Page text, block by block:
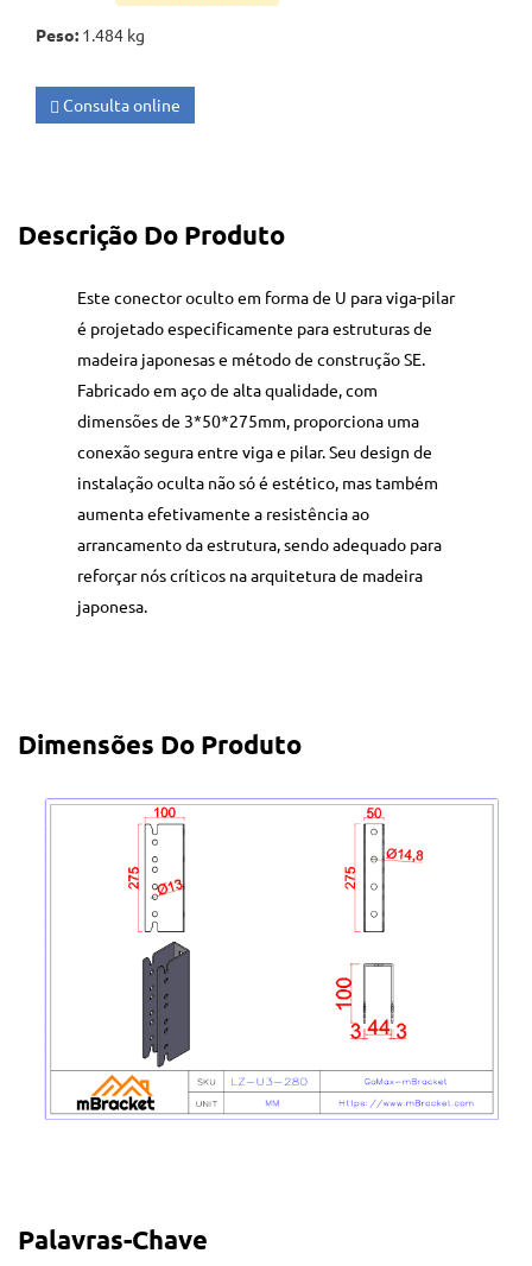
Peso: 1.484 kg
Consulta online
Descrição Do Produto
Este conector oculto em forma de U para viga-pilar
é projetado especificamente para estruturas de
madeira japonesas e método de construção SE.
Fabricado em aço de alta qualidade, com
dimensões de 3*50*275mm, proporciona uma
conexão segura entre viga e pilar. Seu design de
instalação oculta não só é estético, mas também
aumenta efetivamente a resistência ao
arrancamento da estrutura, sendo adequado para
reforçar nós críticos na arquitetura de madeira
japonesa.
Dimensões Do Produto
Palavras-Chave